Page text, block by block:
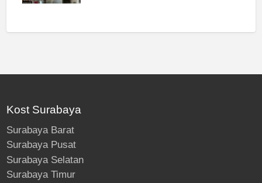
Kost Surabaya
Surabaya Barat
Surabaya Pusat
Surabaya Selatan
Surabaya Timur